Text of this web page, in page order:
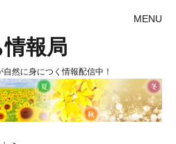
MENU
報局
然に身につく情報配信中！